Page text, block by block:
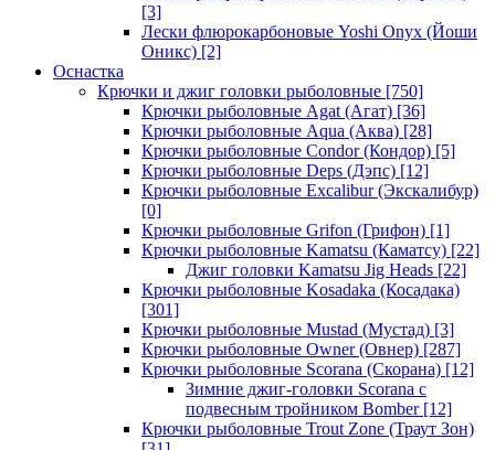
[3]
Лески флюрокарбоновые Yoshi Onyx (Йоши
Оникс) [2]
Оснастка
Крючки и джиг головки рыболовные [750]
Крючки рыболовные Agat (Агат) [36]
Крючки рыболовные Aqua (Аква) [28]
Крючки рыболовные Condor (Кондор) [5]
Крючки рыболовные Deps (Дэпс) [12]
Крючки рыболовные Excalibur (Экскалибур)
[0]
Крючки рыболовные Grifon (Грифон) [1]
Крючки рыболовные Kamatsu (Каматсу) [22]
Джиг головки Kamatsu Jig Heads [22]
Крючки рыболовные Kosadaka (Косадака)
[301]
Крючки рыболовные Mustad (Мустад) [3]
Крючки рыболовные Owner (Овнер) [287]
Крючки рыболовные Scorana (Скорана) [12]
Зимние джиг-головки Scorana с
подвесным тройником Bomber[12]
Крючки рыболовные Trout Zone (Траут Зон)